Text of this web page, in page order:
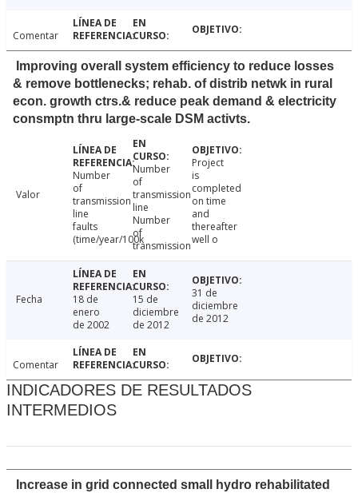
Comentar
Improving overall system efficiency to reduce losses
& remove bottlenecks; rehab. of distrib netwk in rural
econ. growth ctrs.& reduce peak demand & electricity
consmptn thru large-scale DSM activts.
Valor
Number
of
transmission
line
faults
(time/year/100k
Number
of
transmission
line
Number
of
transmission
Project
is
completed
on time
and
thereafter
well o
Fecha
18 de
enero
de 2002
15 de
diciembre
de 2012
31 de
diciembre
de 2012
Comentar
INDICADORES DE RESULTADOS
INTERMEDIOS
Increase in grid connected small hydro rehabilitated